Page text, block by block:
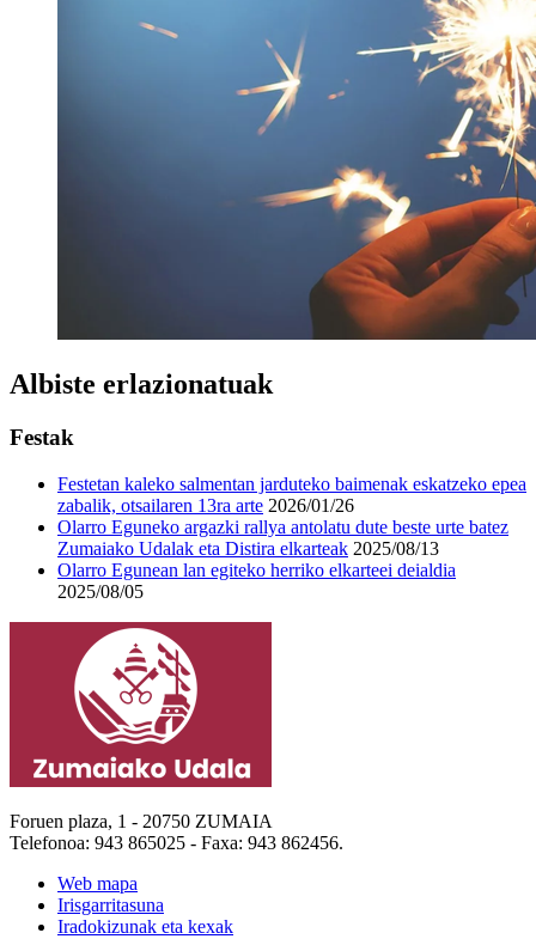
Albiste erlazionatuak
Festak
Festetan kaleko salmentan jarduteko baimenak eskatzeko epea
zabalik, otsailaren 13ra arte 2026/01/26
Olarro Eguneko argazki rallya antolatu dute beste urte batez
Zumaiako Udalak eta Distira elkarteak 2025/08/13
Olarro Egunean lan egiteko herriko elkarteei deialdia
2025/08/05
Foruen plaza, 1 - 20750 ZUMAIA
Telefonoa: 943 865025 - Faxa: 943 862456.
Web mapa
Irisgarritasuna
Iradokizunak eta kexak